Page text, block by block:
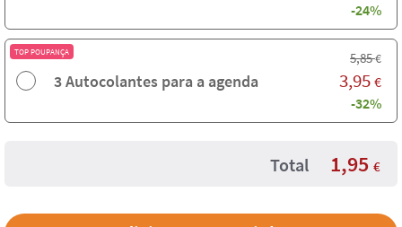
-24%
TOP POUPANÇA
3 Autocolantes para a agenda
5,85€
3,95 €
-32%
Total 1,95 €